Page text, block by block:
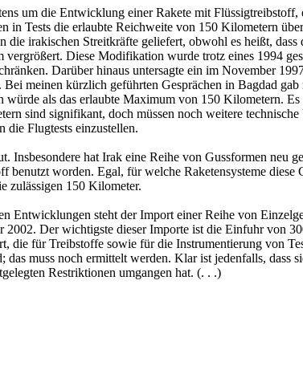
um die Entwicklung einer Rakete mit
in Tests die erlaubte Reichweite von 150 Kilometern
irakischen Streitkräfte geliefert, obwohl es heißt,
Diese Modifikation wurde trotz eines 1994
Darüber hinaus untersagte ein im November
meinen kürzlich geführten Gesprächen in Bagdad
als das erlaubte Maximum von 150 Kilometern.
sind signifikant, doch müssen noch weitere
die Flugtests einzustellen.
Insbesondere hat Irak eine Reihe von Gussformen
worden. Egal, für welche Raketensysteme
zulässigen 150 Kilometer.
Entwicklungen steht der Import einer Reihe von
2002. Der wichtigste dieser Importe ist die Einfuhr von
für Treibstoffe sowie für die Instrumentierung von
muss noch ermittelt werden. Klar ist jedenfalls,
Restriktionen umgangen hat. (. . .)